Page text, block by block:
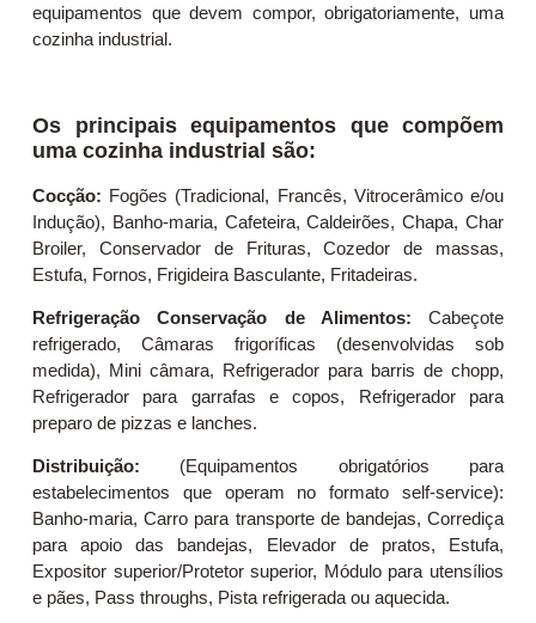
equipamentos que devem compor, obrigatoriamente, uma
cozinha industrial.
Os principais equipamentos que compõem
uma cozinha industrial são:
Cocção: Fogões (Tradicional, Francês, Vitrocerâmico e/ou
Indução), Banho-maria, Cafeteira, Caldeirões, Chapa, Char
Broiler, Conservador de Frituras, Cozedor de massas,
Estufa, Fornos, Frigideira Basculante, Fritadeiras.
Refrigeração Conservação de Alimentos: Cabeçote
refrigerado, Câmaras frigoríficas (desenvolvidas sob
medida), Mini câmara, Refrigerador para barris de chopp,
Refrigerador para garrafas e copos, Refrigerador para
preparo de pizzas e lanches.
Distribuição: (Equipamentos obrigatórios para
estabelecimentos que operam no formato self-service):
Banho-maria, Carro para transporte de bandejas, Corrediça
para apoio das bandejas, Elevador de pratos, Estufa,
Expositor superior/Protetor superior, Módulo para utensílios
e pães, Pass throughs, Pista refrigerada ou aquecida.